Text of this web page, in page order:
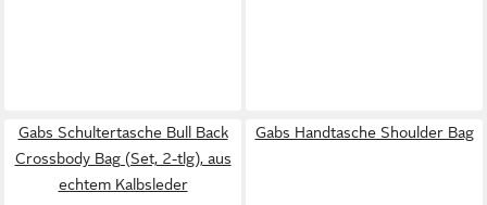
Gabs Schultertasche Bull Back
Crossbody Bag (Set, 2-tlg), aus
echtem Kalbsleder
Gabs Handtasche Shoulder Bag